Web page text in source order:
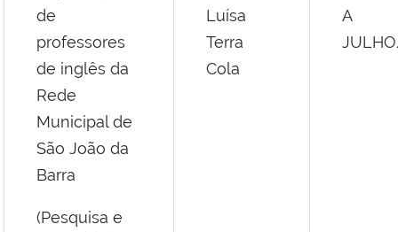
de
professores
de inglês da
Rede
Municipal de
São João da
Barra
(Pesquisa e
Luísa
Terra
Cola
A